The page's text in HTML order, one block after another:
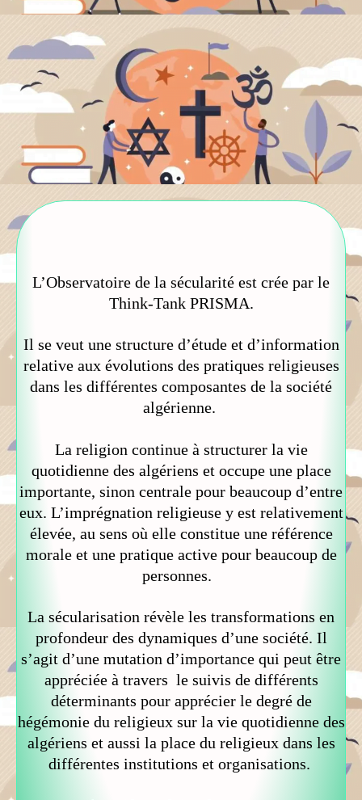
L’Observatoire de la sécularité est crée par le
Think-Tank PRISMA.
Il se veut une structure d’étude et d’information
relative aux évolutions des pratiques religieuses
dans les différentes composantes de la société
algérienne.
La religion continue à structurer la vie
quotidienne des algériens et occupe une place
importante, sinon centrale pour beaucoup d’entre
eux. L’imprégnation religieuse y est relativement
élevée, au sens où elle constitue une référence
morale et une pratique active pour beaucoup de
personnes.
La sécularisation révèle les transformations en
profondeur des dynamiques d’une société. Il
s’agit d’une mutation d’importance qui peut être
appréciée à travers le suivis de différents
déterminants pour apprécier le degré de
hégémonie du religieux sur la vie quotidienne des
algériens et aussi la place du religieux dans les
différentes institutions et organisations.